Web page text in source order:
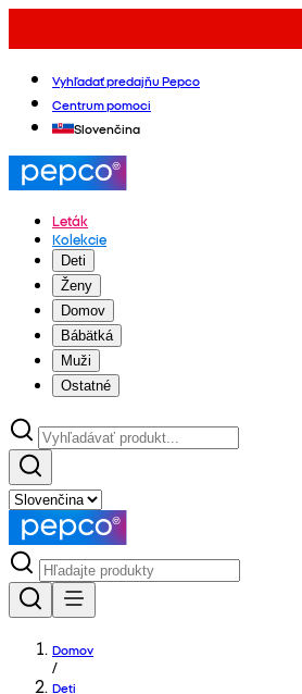
Vyhľadať predajňu Pepco
Centrum pomoci
Slovenčina
Leták
Kolekcie
Deti
Ženy
Domov
Bábätká
Muži
Ostatné
Domov
/
Deti